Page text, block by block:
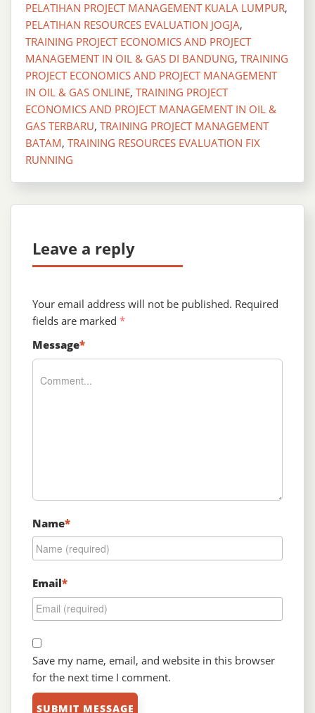
PELATIHAN PROJECT MANAGEMENT KUALA LUMPUR,
PELATIHAN RESOURCES EVALUATION JOGJA,
TRAINING PROJECT ECONOMICS AND PROJECT
MANAGEMENT IN OIL & GAS DI BANDUNG, TRAINING
PROJECT ECONOMICS AND PROJECT MANAGEMENT
IN OIL & GAS ONLINE, TRAINING PROJECT
ECONOMICS AND PROJECT MANAGEMENT IN OIL &
GAS TERBARU, TRAINING PROJECT MANAGEMENT
BATAM, TRAINING RESOURCES EVALUATION FIX
RUNNING
Leave a reply
Your email address will not be published. Required
fields are marked *
Message*
Name*
Email*
Save my name, email, and website in this browser
for the next time I comment.